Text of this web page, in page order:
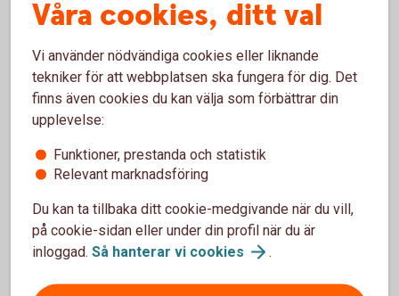
koncernkonto?
Välkommen att kontakta er kundansvarige eller ett
bankkontor.
Frågor? Välkommen till ett
Företagskonton
Våra cookies, ditt val
Vi använder nödvändiga cookies eller liknande
tekniker för att webbplatsen ska fungera för dig. Det
finns även cookies du kan välja som förbättrar din
upplevelse:
Funktioner, prestanda och statistik
Relevant marknadsföring
Du kan ta tillbaka ditt cookie-medgivande när du vill,
på cookie-sidan eller under din profil när du är
inloggad. Så hanterar vi cookies .